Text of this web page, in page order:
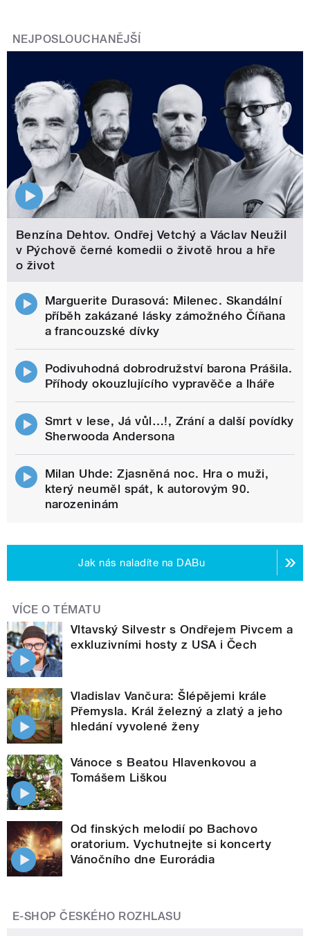
NEJPOSLOUCHANĚJŠÍ
Benzína Dehtov. Ondřej Vetchý a Václav Neužil
v Pýchově černé komedii o životě hrou a hře
o život
Marguerite Durasová: Milenec. Skandální
příběh zakázané lásky zámožného Číňana
a francouzské dívky
Podivuhodná dobrodružství barona Prášila.
Příhody okouzlujícího vypravěče a lháře
Smrt v lese, Já vůl…!, Zrání a další povídky
Sherwooda Andersona
Milan Uhde: Zjasněná noc. Hra o muži,
který neuměl spát, k autorovým 90.
narozeninám
Jak nás naladíte na DABu
VÍCE O TÉMATU
Vltavský Silvestr s Ondřejem Pivcem a
exkluzivními hosty z USA i Čech
Vladislav Vančura: Šlépějemi krále
Přemysla. Král železný a zlatý a jeho
hledání vyvolené ženy
Vánoce s Beatou Hlavenkovou a
Tomášem Liškou
Od finských melodií po Bachovo
oratorium. Vychutnejte si koncerty
Vánočního dne Eurorádia
E-SHOP ČESKÉHO ROZHLASU